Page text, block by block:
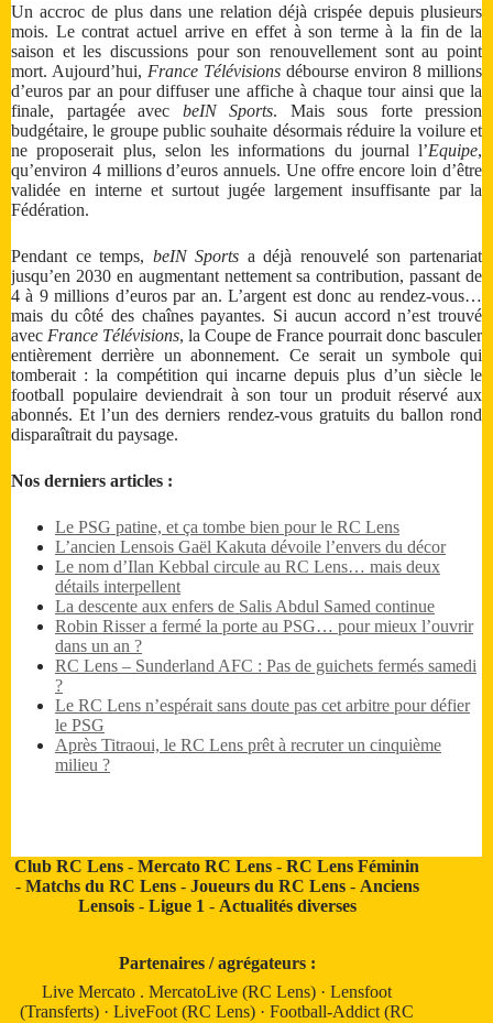
Un accroc de plus dans une relation déjà crispée depuis plusieurs
mois. Le contrat actuel arrive en effet à son terme à la fin de la
saison et les discussions pour son renouvellement sont au point
mort. Aujourd’hui, France Télévisions débourse environ 8 millions
d’euros par an pour diffuser une affiche à chaque tour ainsi que la
finale, partagée avec beIN Sports. Mais sous forte pression
budgétaire, le groupe public souhaite désormais réduire la voilure et
ne proposerait plus, selon les informations du journal l’Equipe,
qu’environ 4 millions d’euros annuels. Une offre encore loin d’être
validée en interne et surtout jugée largement insuffisante par la
Fédération.
Pendant ce temps, beIN Sports a déjà renouvelé son partenariat
jusqu’en 2030 en augmentant nettement sa contribution, passant de
4 à 9 millions d’euros par an. L’argent est donc au rendez-vous…
mais du côté des chaînes payantes. Si aucun accord n’est trouvé
avec France Télévisions, la Coupe de France pourrait donc basculer
entièrement derrière un abonnement. Ce serait un symbole qui
tomberait : la compétition qui incarne depuis plus d’un siècle le
football populaire deviendrait à son tour un produit réservé aux
abonnés. Et l’un des derniers rendez-vous gratuits du ballon rond
disparaîtrait du paysage.
Nos derniers articles :
Le PSG patine, et ça tombe bien pour le RC Lens
L’ancien Lensois Gaël Kakuta dévoile l’envers du décor
Le nom d’Ilan Kebbal circule au RC Lens… mais deux
détails interpellent
La descente aux enfers de Salis Abdul Samed continue
Robin Risser a fermé la porte au PSG… pour mieux l’ouvrir
dans un an ?
RC Lens – Sunderland AFC : Pas de guichets fermés samedi
?
Le RC Lens n’espérait sans doute pas cet arbitre pour défier
le PSG
Après Titraoui, le RC Lens prêt à recruter un cinquième
milieu ?
Club RC Lens -Mercato RC Lens -RC Lens Féminin
- Matchs du RC Lens- Joueurs du RC Lens- Anciens
Lensois- Ligue 1 - Actualités diverses
Partenaires / agrégateurs :
Live Mercato .MercatoLive (RC Lens) ·Lensfoot
(Transferts) ·LiveFoot (RC Lens) ·Football-Addict (RC